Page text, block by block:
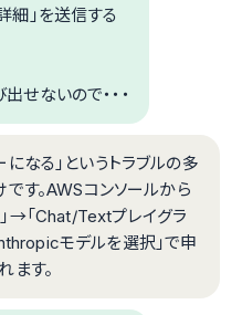
細」を送信する
せないので・・・
なる」というトラブルの多
です。AWSコンソールから
→「Chat/Textプレイグラ
モデルを選択」で申
ます。